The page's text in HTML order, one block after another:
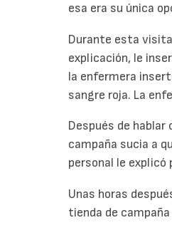
esa era su única
Durante esta
explicación, le
la enfermera
sangre roja. La
Después de
campaña sucia a
personal le explicó
Unas horas
tienda de